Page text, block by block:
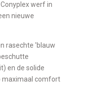
werf in
nieuwe
rasechte 'blauw
en de solide
maximaal comfort